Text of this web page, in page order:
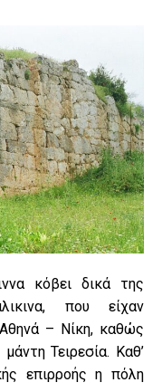
κόβει δικά της
που είχαν
– Νίκη, καθώς
Τειρεσία. Καθ’
επιρροής η πόλη